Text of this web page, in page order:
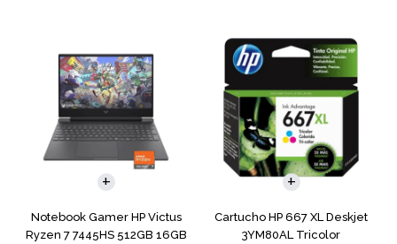
Notebook Gamer HP Victus
Ryzen 7 7445HS 512GB 16GB
COMPARAR
Cartucho HP 667 XL Deskjet
3YM80AL Tricolor